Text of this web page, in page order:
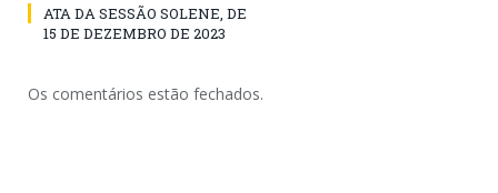
ATA DA SESSÃO SOLENE, DE
15 DE DEZEMBRO DE 2023
Os comentários estão fechados.